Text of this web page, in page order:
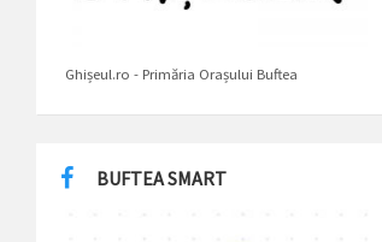
Ghișeul.ro - Primăria Orașului Buftea
BUFTEA SMART